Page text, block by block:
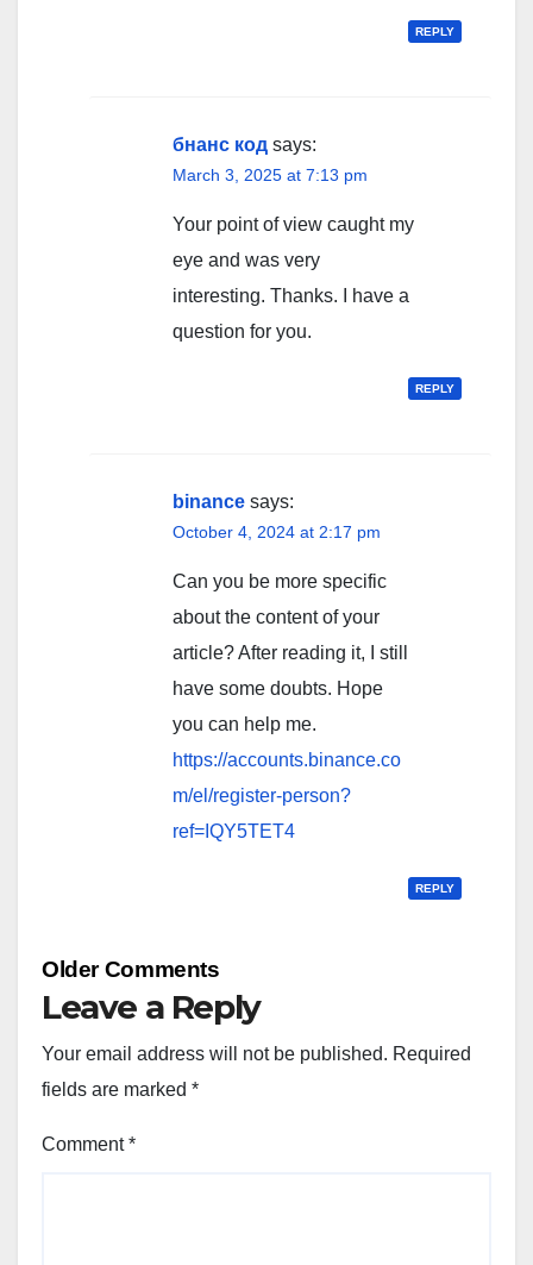
REPLY
бнанс код says:
March 3, 2025 at 7:13 pm
Your point of view caught my
eye and was very
interesting. Thanks. I have a
question for you.
REPLY
binance says:
October 4, 2024 at 2:17 pm
Can you be more specific
about the content of your
article? After reading it, I still
have some doubts. Hope
you can help me.
https://accounts.binance.co
m/el/register-person?
ref=IQY5TET4
REPLY
Comment
Older Comments
Leave a Reply
Your email address will not be published. Required
fields are marked *
Comment*